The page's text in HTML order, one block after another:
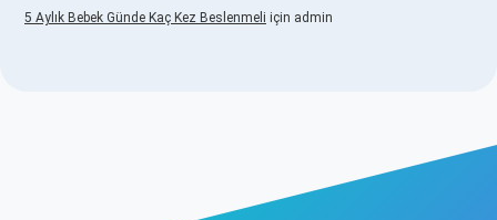
5 Aylık Bebek Günde Kaç Kez Beslenmeli için admin